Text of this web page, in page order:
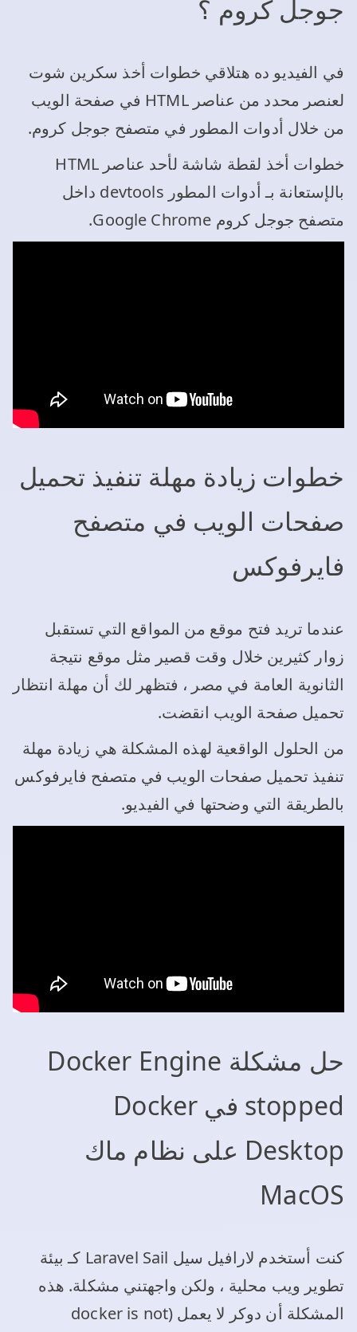
جوجل كروم ؟
في الفيديو ده هتلاقي خطوات أخذ سكرين شوت
لعنصر محدد من عناصر HTML في صفحة الويب
من خلال أدوات المطور في متصفح جوجل كروم.
خطوات أخذ لقطة شاشة لأحد عناصر HTML
بالإستعانة بـ أدوات المطور devtools داخل
متصفح جوجل كروم Google Chrome.
خطوات زيادة مهلة تنفيذ تحميل
صفحات الويب في متصفح
فايرفوكس
عندما تريد فتح موقع من المواقع التي تستقبل
زوار كثيرين خلال وقت قصير مثل موقع نتيجة
الثانوية العامة في مصر ، فتظهر لك أن مهلة انتظار
تحميل صفحة الويب انقضت.
من الحلول الواقعية لهذه المشكلة هي زيادة مهلة
تنفيذ تحميل صفحات الويب في متصفح فايرفوكس
بالطريقة التي وضحتها في الفيديو.
حل مشكلة Docker Engine
stopped في Docker
Desktop على نظام ماك
MacOS
كنت أستخدم لارافيل سيل Laravel Sail كـ بيئة
تطوير ويب محلية ، ولكن واجهتني مشكلة. هذه
المشكلة أن دوكر لا يعمل (docker is not